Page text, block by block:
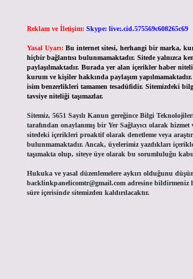
Reklam ve İletişim: Skype: live:.cid.575569c608265c69
Yasal Uyarı: Bu internet sitesi, herhangi bir marka,
hiçbir bağlantısı bulunmamaktadır. Sitede yalnızca
paylaşılmaktadır. Burada yer alan içerikler haber
kurum ve kişiler hakkında paylaşım
isim benzerlikleri tamamen tesadüfidir. Sitemizdeki
tavsiye niteliği taşımazlar.
Sitemiz, 5651 Sayılı Kanun gereğince Bilgi
tarafından onaylanmış bir Yer Sağlayıcı olarak
sitedeki içerikleri proaktif olarak denetleme veya
bulunmamaktadır. Ancak, üyelerimiz yazdıkları
taşımakta olup, siteye üye olarak bu sorumluluğu
Hukuka ve yasal düzenlemelere aykırı olduğunu
backlinkpanelicomtr@gmail.comadresine bildirmeniz
süre içerisinde sitemizden kaldırılacaktır.